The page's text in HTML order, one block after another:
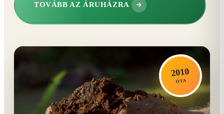
TOVÁBB AZ ÁRUHÁZRA
2010
ÓTA